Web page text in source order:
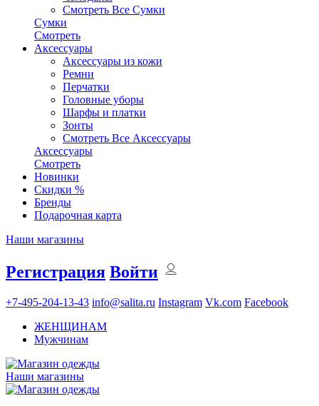
Смотреть Все Сумки
Сумки
Смотреть
Аксессуары
Аксессуары из кожи
Ремни
Перчатки
Головные уборы
Шарфы и платки
Зонты
Смотреть Все Аксессуары
Аксессуары
Смотреть
Новинки
Скидки %
Бренды
Подарочная карта
Наши магазины
Регистрация Войти
+7-495-204-13-43 info@salita.ru Instagram Vk.com Facebook
ЖЕНЩИНАМ
Мужчинам
Наши магазины